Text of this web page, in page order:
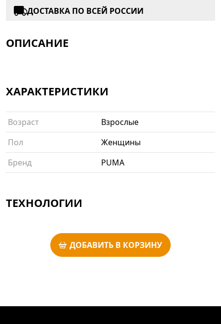
ДОСТАВКА ПО ВСЕЙ РОССИИ
ОПИСАНИЕ
ХАРАКТЕРИСТИКИ
Возраст
Взрослые
Пол
Женщины
Бренд
PUMA
ТЕХНОЛОГИИ
ДОБАВИТЬ В КОРЗИНУ